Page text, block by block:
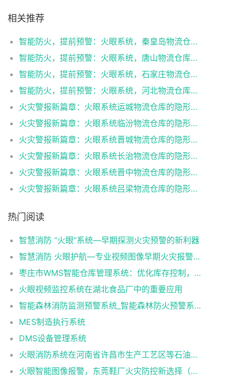
相关推荐
智能防火，提前预警：火眼系统，秦皇岛物流仓库的高科技护盾！（“火眼系统”早期火灾报警系统）
智能防火，提前预警：火眼系统，唐山物流仓库的高科技护盾！（“火眼系统”早期火灾报警系统）
智能防火，提前预警：火眼系统，石家庄物流仓库的高科技护盾！（“火眼系统”早期火灾报警系统）
智能防火，提前预警：火眼系统，河北物流仓库的高科技护盾！（“火眼系统”早期火灾报警系统）
火灾警报新篇章：火眼系统运城物流仓库的隐形防护网！（“火眼系统”早期火灾报警系统）
火灾警报新篇章：火眼系统临汾物流仓库的隐形防护网！（“火眼系统”早期火灾报警系统）
火灾警报新篇章：火眼系统晋城物流仓库的隐形防护网！（“火眼系统”早期火灾报警系统）
火灾警报新篇章：火眼系统长治物流仓库的隐形防护网！（“火眼系统”早期火灾报警系统）
火灾警报新篇章：火眼系统晋中物流仓库的隐形防护网！（“火眼系统”早期火灾报警系统）
火灾警报新篇章：火眼系统吕梁物流仓库的隐形防护网！（“火眼系统”早期火灾报警系统）
热门阅读
智慧消防 “火眼”系统—早期探测火灾预警的新利器
智慧消防 火眼护航—专业视频图像早期火灾报警系统
枣庄市WMS智能仓库管理系统：优化库存控制，提升物流效率
火眼视频监控系统在湖北食品厂中的重要应用
智能森林消防监测预警系统_智能森林防火预警系统_智能森林消防防火解决方案
MES制造执行系统
DMS设备管理系统
火眼消防系统在河南省许昌市生产工艺区等石油化工方面提高预防火灾安全隐患
火眼智能图像报警，东莞鞋厂火灾防控新选择（火眼可视图像早期火灾智能报警系统）